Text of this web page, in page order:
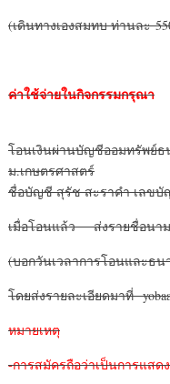
(เดินทางเองสมทบ ท่านละ
ค่าใช้จ่ายในกิจกรรมกรุณา
โอนเงินผ่านบัญชีออมทรัพย์
ม.เกษตรศาสตร์
ชื่อบัญชี สุรัช สะราคำ เลขบั
เมื่อโอนแล้ว ส่งรายชื่อนาม
(บอกวันเวลาการโอนและธ
โดยส่งรายละเอียดมาที่
หมายเหตุ
-การสมัครถือว่าเป็นการแสด